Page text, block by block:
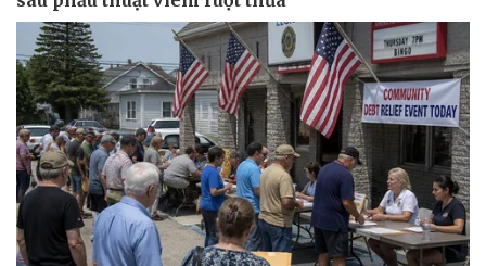
Tỷ giá
Chứng khoán
Giá cà phê